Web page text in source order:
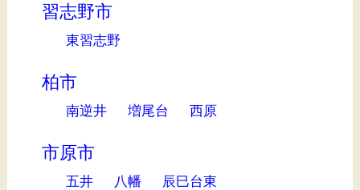
習志野市
東習志野
柏市
南逆井 増尾台 西原
市原市
五井 八幡 辰巳台東